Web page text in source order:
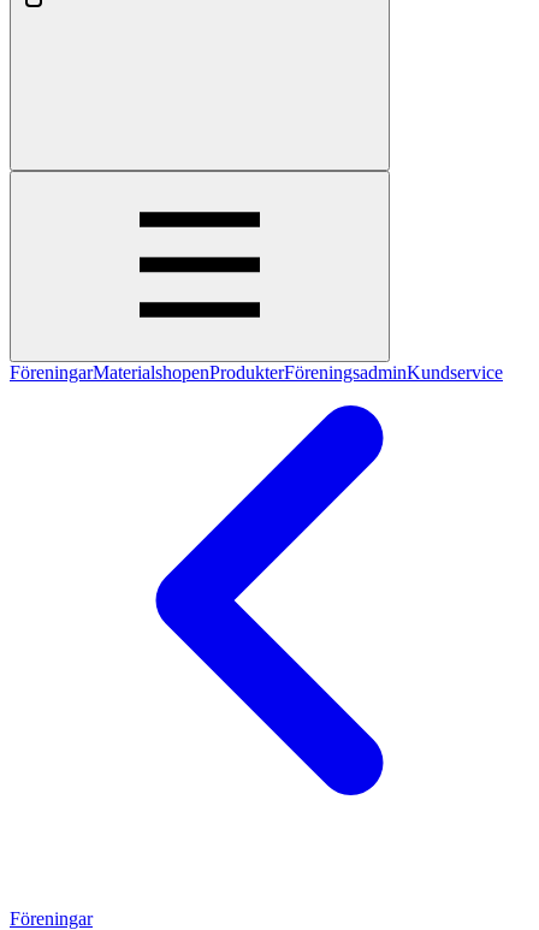
FöreningarMaterialshopenProdukterFöreningsadminKundservice
Föreningar